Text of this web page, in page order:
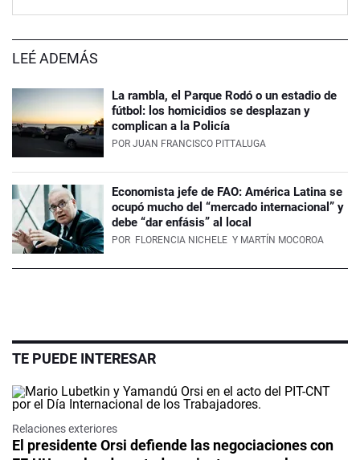
LEÉ ADEMÁS
La rambla, el Parque Rodó o un estadio de
fútbol: los homicidios se desplazan y
complican a la Policía
POR JUAN FRANCISCO PITTALUGA
Economista jefe de FAO: América Latina se
ocupó mucho del “mercado internacional” y
debe “dar enfásis” al local
POR FLORENCIA NICHELE Y MARTÍN MOCOROA
TE PUEDE INTERESAR
Relaciones exteriores
El presidente Orsi defiende las negociaciones con